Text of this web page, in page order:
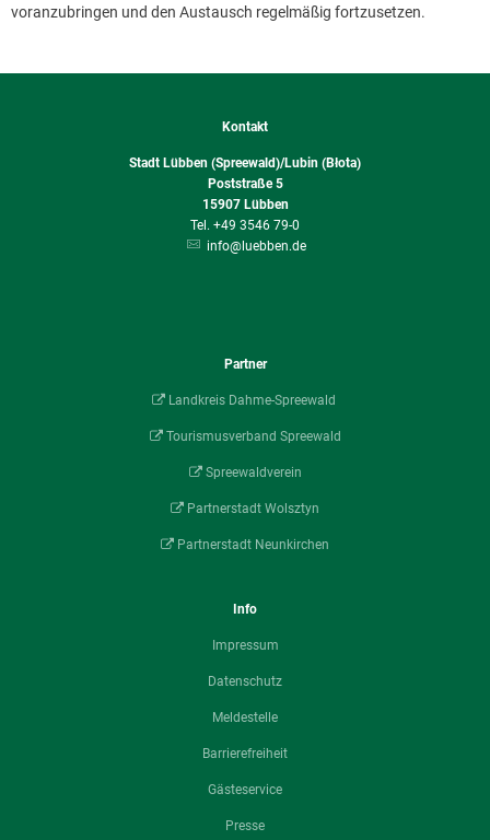
voranzubringen und den Austausch regelmäßig fortzusetzen.
Kontakt
Stadt Lübben (Spreewald)/Lubin (Błota)
Poststraße 5
15907 Lübben
+49 3546 79-0
info@luebben.de
Partner
Landkreis Dahme-Spreewald
Tourismusverband Spreewald
Spreewaldverein
Partnerstadt Wolsztyn
Partnerstadt Neunkirchen
Info
Impressum
Datenschutz
Meldestelle
Barrierefreiheit
Gästeservice
Presse